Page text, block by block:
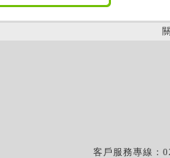
客戶服務專線：